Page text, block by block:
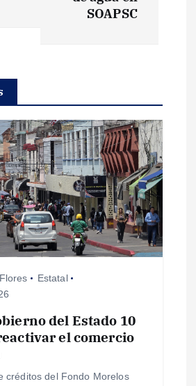
SOAPSC
Estatal
del Estado 10
el comercio
créditos del Fondo Morelos